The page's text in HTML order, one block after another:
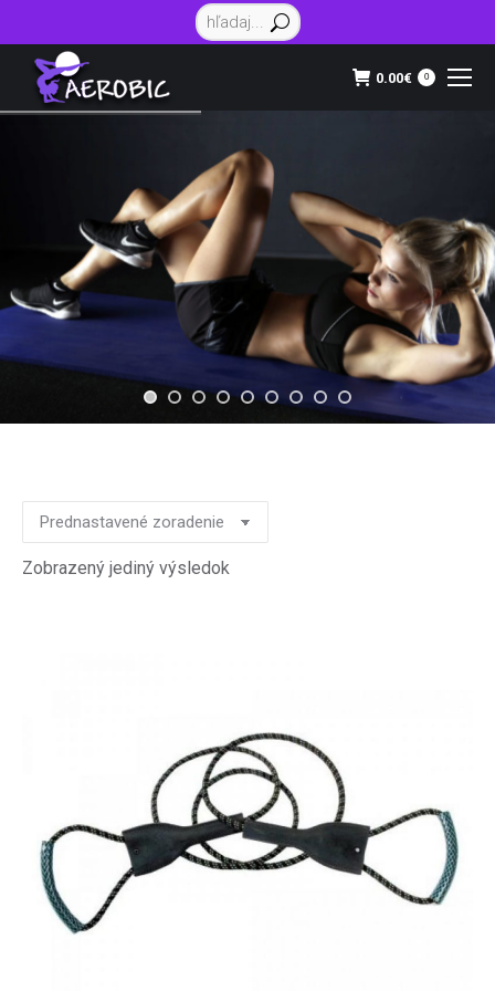
Vyhľadávanie:
0.00€ 0
Zobrazený jediný výsledok